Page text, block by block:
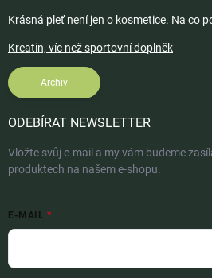
Krásná pleť není jen o kosmetice. Na co
Kreatin, víc než sportovní doplněk
Archiv
ODEBÍRAT NEWSLETTER
Vložte svůj e-mail a my vám budeme
produktech na našem e-shopu.
E-MAIL